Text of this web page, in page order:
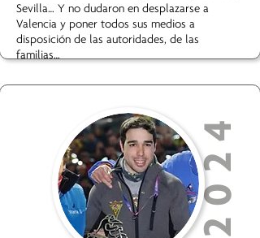
Sevilla… Y no dudaron en desplazarse a
Valencia y poner todos sus medios a
disposición de las autoridades, de las
familias…
2024